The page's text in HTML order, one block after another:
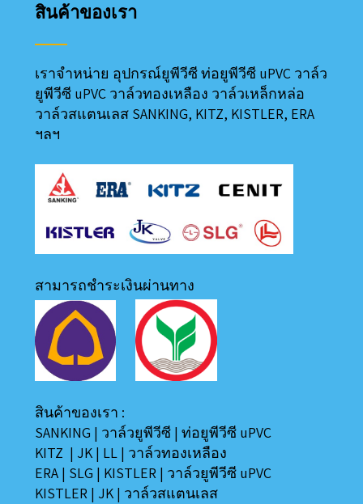
สินค้าของเรา
เราจำหน่าย อุปกรณ์ยูพีวีซี ท่อยูพีวีซี uPVC วาล์ว
ยูพีวีซี uPVC วาล์วทองเหลือง วาล์วเหล็กหล่อ
วาล์วสแตนเลส SANKING, KITZ, KISTLER, ERA
ฯลฯ
สามารถชำระเงินผ่านทาง
สินค้าของเรา :
SANKING | วาล์วยูพีวีซี |ท่อยูพีวีซี uPVC
KITZ | JK | LL | วาล์วทองเหลือง
ERA | SLG | KISTLER | วาล์วยูพีวีซี uPVC
KISTLER | JK | วาล์วสแตนเลส